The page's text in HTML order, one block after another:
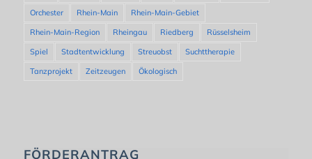
Orchester
Rhein-Main
Rhein-Main-Gebiet
Rhein-Main-Region
Rheingau Riedberg
Rüsselsheim
Spiel
Stadtentwicklung Streuobst
Suchttherapie
Tanzprojekt
Zeitzeugen Ökologisch
FÖRDERANTRAG